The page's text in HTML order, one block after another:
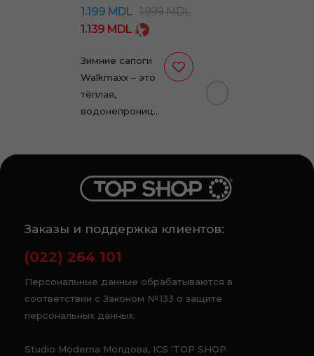
1.199 MDL 1.999MDL
1.139 MDL
Зимние сапоги
Walkmaxx – это
тёплая,
водонепроницаемая
холодной зимы.
Толстая
подкладка и
изоляция
сохраняют…
Заказы и поддержка клиентов:
(022) 264 101
Персональные данные обрабатываются в
соответствии с Законом № 133 о защите
персональных данных.
Studio Moderna Молдова, ICS 'TOP SHOP